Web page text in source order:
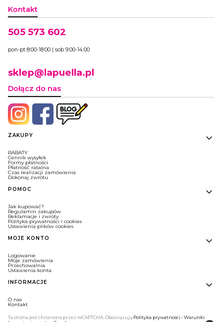
Kontakt
505 573 602
pon-pt 8:00-18:00 | sob 9:00-14:00
sklep@lapuella.pl
Dołącz do nas
Linki w stopce
ZAKUPY
RABATY
Cennik wysyłek
Formy płatności
Płatność ratalna
Czas realizacji zamówienia
Dokonaj zwrotu
POMOC
Jak kupować?
Regulamin zakupów
Reklamacje i zwroty
Polityka prywatności i cookies
Ustawienia plików cookies
MOJE KONTO
Logowanie
Moje zamówienia
Przechowalnia
Ustawienia konta
INFORMACJE
O nas
Kontakt
Ta strona jest chroniona przez reCAPTCHA. Obowiązują Polityka prywatności i Warunki